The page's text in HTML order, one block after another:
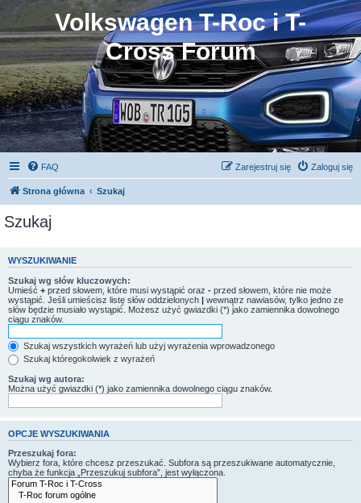
Volkswagen T-Roc i T-
Cross Forum
FAQ Zaloguj się
Zarejestruj się
Strona główna Szukaj
Szukaj
WYSZUKIWANIE
Szukaj wg słów kluczowych:
Umieść + przed słowem, które musi wystąpić oraz - przed słowem, które nie może
wystąpić. Jeśli umieścisz listę słów oddzielonych | wewnątrz nawiasów, tylko jedno ze
słów będzie musiało wystąpić. Możesz użyć gwiazdki (*) jako zamiennika dowolnego
ciągu znaków.
Szukaj wszystkich wyrażeń lub użyj wyrażenia wprowadzonego
Szukaj któregokolwiek z wyrażeń
Szukaj wg autora:
Można użyć gwiazdki (*) jako zamiennika dowolnego ciągu znaków.
OPCJE WYSZUKIWANIA
Przeszukaj fora:
Wybierz fora, które chcesz przeszukać. Subfora są przeszukiwane automatycznie,
chyba że funkcja „Przeszukuj subfora”, jest wyłączona.